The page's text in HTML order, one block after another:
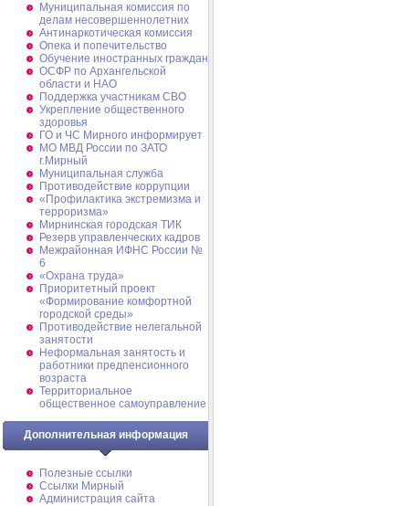
Муниципальная комиссия по
делам несовершеннолетних
Антинаркотическая комиссия
Опека и попечительство
Обучение иностранных граждан
ОСФР по Архангельской
области и НАО
Поддержка участникам СВО
Укрепление общественного
здоровья
ГО и ЧС Мирного информирует
МО МВД России по ЗАТО
г.Мирный
Муниципальная cлужба
Противодействие коррупции
«Профилактика экстремизма и
терроризма»
Мирнинская городская ТИК
Резерв управленческих кадров
Межрайонная ИФНС России №
6
«Охрана труда»
Приоритетный проект
«Формирование комфортной
городской среды»
Противодействие нелегальной
занятости
Неформальная занятость и
работники предпенсионного
возраста
Территориальное
общественное самоуправление
Дополнительная информация
Полезные ссылки
Ссылки Мирный
Администрация сайта